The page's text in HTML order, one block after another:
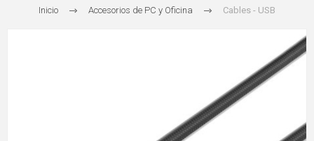
Inicio Accesorios de PC y Oficina Cables - USB